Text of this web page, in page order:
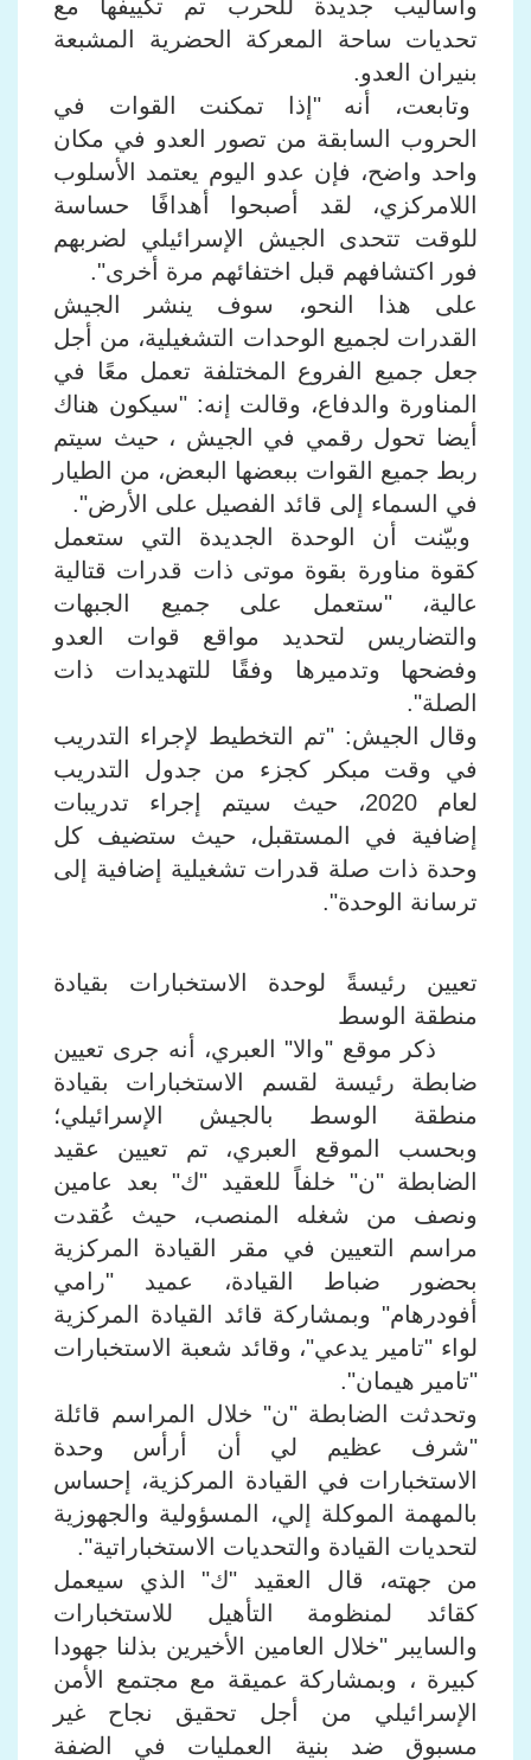
وأساليب جديدة للحرب تم تكييفها مع
تحديات ساحة المعركة الحضرية المشبعة
بنيران العدو.
وتابعت، أنه "إذا تمكنت القوات في
الحروب السابقة من تصور العدو في مكان
واحد واضح، فإن عدو اليوم يعتمد الأسلوب
اللامركزي، لقد أصبحوا أهدافًا حساسة
للوقت تتحدى الجيش الإسرائيلي لضربهم
فور اكتشافهم قبل اختفائهم مرة أخرى".
على هذا النحو، سوف ينشر الجيش
القدرات لجميع الوحدات التشغيلية، من أجل
جعل جميع الفروع المختلفة تعمل معًا في
المناورة والدفاع، وقالت إنه: "سيكون هناك
أيضا تحول رقمي في الجيش ، حيث سيتم
ربط جميع القوات ببعضها البعض، من الطيار
في السماء إلى قائد الفصيل على الأرض".
وبيّنت أن الوحدة الجديدة التي ستعمل
كقوة مناورة بقوة موتى ذات قدرات قتالية
عالية، "ستعمل على جميع الجبهات
والتضاريس لتحديد مواقع قوات العدو
وفضحها وتدميرها وفقًا للتهديدات ذات
الصلة".
وقال الجيش: "تم التخطيط لإجراء التدريب
في وقت مبكر كجزء من جدول التدريب
لعام 2020، حيث سيتم إجراء تدريبات
إضافية في المستقبل، حيث ستضيف كل
وحدة ذات صلة قدرات تشغيلية إضافية إلى
ترسانة الوحدة".
تعيين رئيسةً لوحدة الاستخبارات بقيادة
منطقة الوسط
ذكر موقع "والا" العبري، أنه جرى تعيين
ضابطة رئيسة لقسم الاستخبارات بقيادة
منطقة الوسط بالجيش الإسرائيلي؛
وبحسب الموقع العبري، تم تعيين عقيد
الضابطة "ن" خلفاً للعقيد "ك" بعد عامين
ونصف من شغله المنصب، حيث عُقدت
مراسم التعيين في مقر القيادة المركزية
بحضور ضباط القيادة، عميد "رامي
أفودرهام" وبمشاركة قائد القيادة المركزية
لواء "تامير يدعي"، وقائد شعبة الاستخبارات
"تامير هيمان".
وتحدثت الضابطة "ن" خلال المراسم قائلة
"شرف عظيم لي أن أرأس وحدة
الاستخبارات في القيادة المركزية، إحساس
بالمهمة الموكلة إلي، المسؤولية والجهوزية
لتحديات القيادة والتحديات الاستخباراتية".
من جهته، قال العقيد "ك" الذي سيعمل
كقائد لمنظومة التأهيل للاستخبارات
والسايبر "خلال العامين الأخيرين بذلنا جهودا
كبيرة ، وبمشاركة عميقة مع مجتمع الأمن
الإسرائيلي من أجل تحقيق نجاح غير
مسبوق ضد بنية العمليات في الضفة